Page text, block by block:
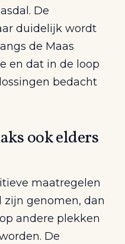
De
duidelijk wordt
de Maas
en dat in de loop
bedacht
ook elders
maatregelen
zijn genomen, dan
andere plekken
De